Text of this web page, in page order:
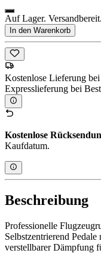
Auf Lager. Versandbereit.
In den Warenkorb
Kostenlose Lieferung
Expresslieferung bei
Kostenlose
Kaufdatum.
Beschreibung
Professionelle
Selbstzentrierend
verstellbarer Dämpfung